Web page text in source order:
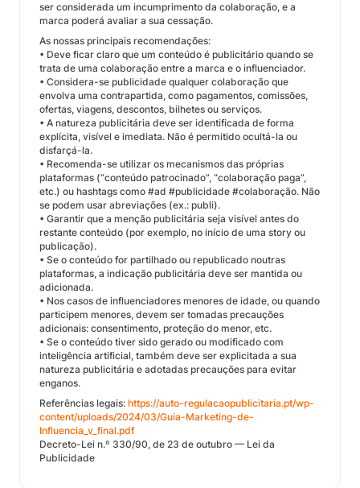
ser considerada um incumprimento da colaboração, e a
marca poderá avaliar a sua cessação.
As nossas principais recomendações:
• Deve ficar claro que um conteúdo é publicitário quando se
trata de uma colaboração entre a marca e o influenciador.
• Considera-se publicidade qualquer colaboração que
envolva uma contrapartida, como pagamentos, comissões,
ofertas, viagens, descontos, bilhetes ou serviços.
• A natureza publicitária deve ser identificada de forma
explícita, visível e imediata. Não é permitido ocultá-la ou
disfarçá-la.
• Recomenda-se utilizar os mecanismos das próprias
plataformas (“conteúdo patrocinado”, “colaboração paga”,
etc.) ou hashtags como #ad #publicidade #colaboração. Não
se podem usar abreviações (ex.: publi).
• Garantir que a menção publicitária seja visível antes do
restante conteúdo (por exemplo, no início de uma story ou
publicação).
• Se o conteúdo for partilhado ou republicado noutras
plataformas, a indicação publicitária deve ser mantida ou
adicionada.
• Nos casos de influenciadores menores de idade, ou quando
participem menores, devem ser tomadas precauções
adicionais: consentimento, proteção do menor, etc.
• Se o conteúdo tiver sido gerado ou modificado com
inteligência artificial, também deve ser explicitada a sua
natureza publicitária e adotadas precauções para evitar
enganos.
Referências legais: https://auto-regulacaopublicitaria.pt/wp-
content/uploads/2024/03/Guia-Marketing-de-
Influencia_v_final.pdf
Decreto-Lei n.º 330/90, de 23 de outubro — Lei da
Publicidade